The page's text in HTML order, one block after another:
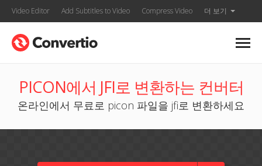
Video Editor Add Subtitles to Video Compress Video 더 보기
PICON에서 JFI로 변환하는 컨버터
온라인에서 무료로 picon 파일을 jfi로 변환하세요